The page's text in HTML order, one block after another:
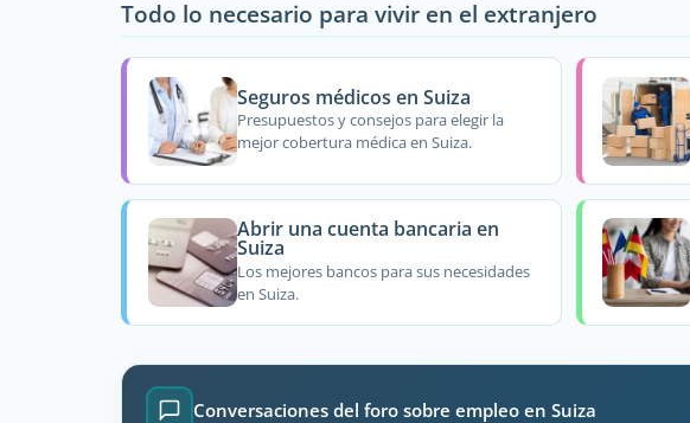
Todo lo necesario para vivir en el extranjero
Seguros médicos en Suiza
Presupuestos y consejos para elegir la
mejor cobertura médica en Suiza.
Abrir una cuenta bancaria en
Suiza
Los mejores bancos para sus necesidades
en Suiza.
Conversaciones del foro sobre empleo en Suiza